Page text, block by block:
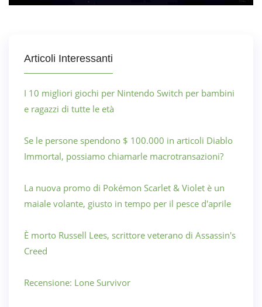
Articoli Interessanti
I 10 migliori giochi per Nintendo Switch per bambini
e ragazzi di tutte le età
Se le persone spendono $ 100.000 in articoli Diablo
Immortal, possiamo chiamarle macrotransazioni?
La nuova promo di Pokémon Scarlet & Violet è un
maiale volante, giusto in tempo per il pesce d'aprile
È morto Russell Lees, scrittore veterano di Assassin's
Creed
Recensione: Lone Survivor